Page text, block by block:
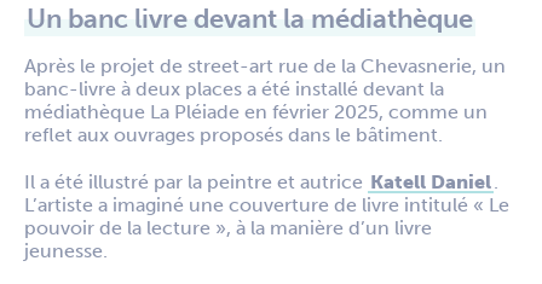
Un banc livre devant la médiathèque
Après le projet de street-art rue de la Chevasnerie, un
banc-livre à deux places a été installé devant la
médiathèque La Pléiade en février 2025, comme un
reflet aux ouvrages proposés dans le bâtiment.
Il a été illustré par la peintre et autrice Katell Daniel.
L’artiste a imaginé une couverture de livre intitulé « Le
pouvoir de la lecture », à la manière d’un livre
jeunesse.